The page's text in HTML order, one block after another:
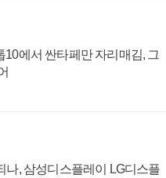
에서 싼타페만 자리매김, 그
나, 삼성디스플레이 LG디스플